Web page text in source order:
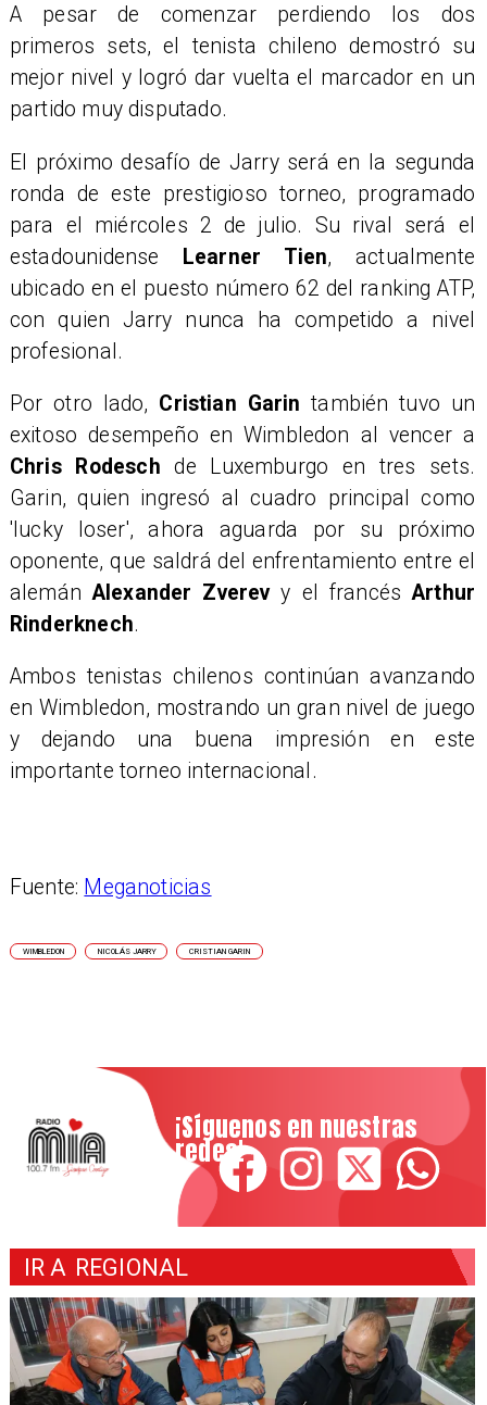
A pesar de comenzar perdiendo los dos
primeros sets, el tenista chileno demostró su
mejor nivel y logró dar vuelta el marcador en un
partido muy disputado.
El próximo desafío de Jarry será en la segunda
ronda de este prestigioso torneo, programado
para el miércoles 2 de julio. Su rival será el
estadounidense
Learner Tien, actualmente
ubicado en el puesto número 62 del ranking ATP,
con quien Jarry nunca ha competido a nivel
profesional.
Por otro lado, Cristian Garin también tuvo un
exitoso desempeño en Wimbledon al vencer a
Chris Rodesch de Luxemburgo en tres sets.
Garin, quien ingresó al cuadro principal como
'lucky loser', ahora aguarda por su próximo
oponente, que saldrá del enfrentamiento entre el
alemánAlexander Zverevy el francésArthur
Rinderknech.
Ambos tenistas chilenos continúan avanzando
en Wimbledon, mostrando un gran nivel de juego
y dejando una buena impresión en este
importante torneo internacional.
Fuente: Meganoticias
WIMBLEDON NICOLÁS JARRY CRISTIAN GARIN
¡Síguenos en nuestras
redes!
IR A REGIONAL